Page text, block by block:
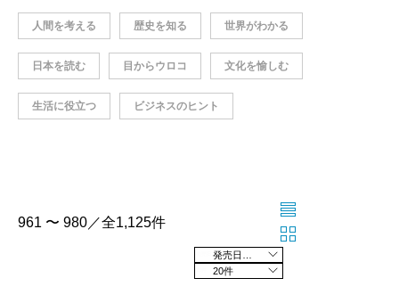
人間を考える 歴史を知る 世界がわかる
日本を読む 目からウロコ 文化を愉しむ
生活に役立つ ビジネスのヒント
961 〜 980／全1,125件
20件